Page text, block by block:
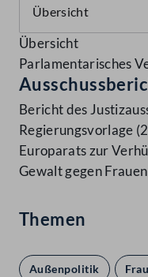
Übersicht
Parlamentarisches
Bericht des
Regierungsvorlage
Europarats zur
Gewalt gegen
Themen
Außenpolitik